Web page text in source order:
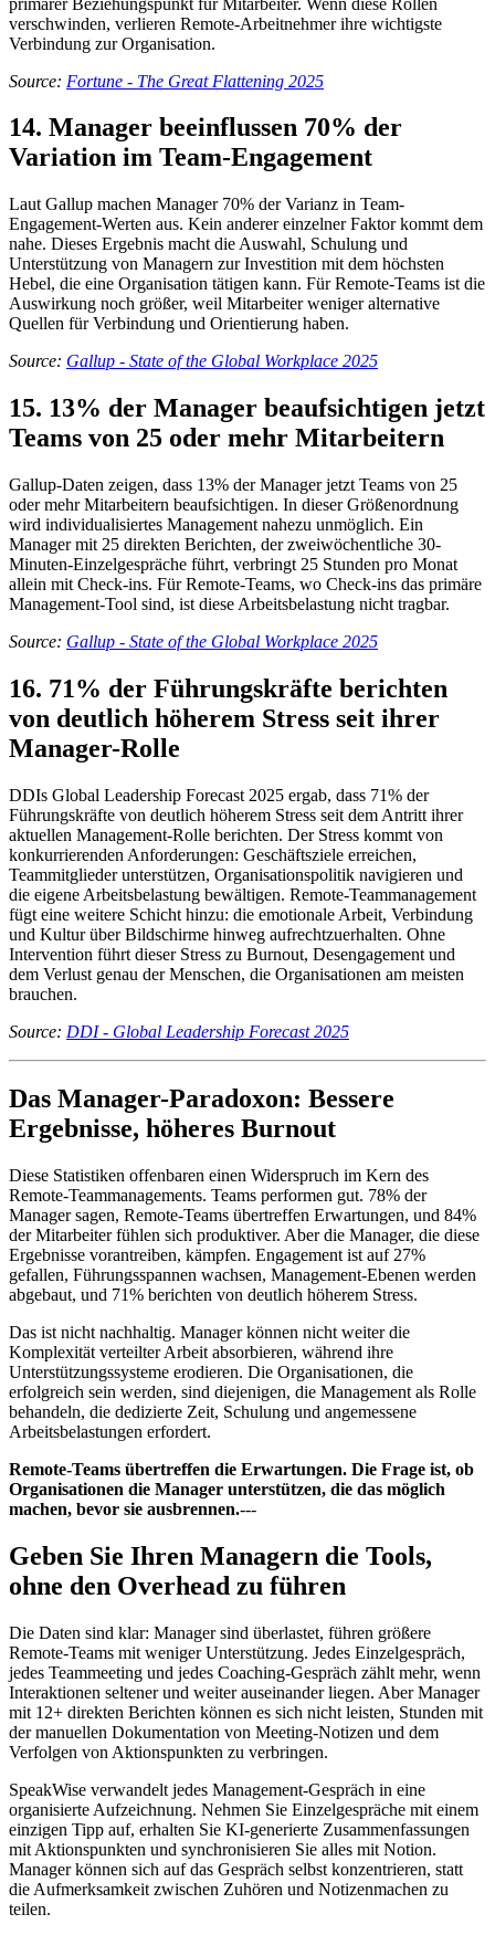
verschwinden, verlieren Remote-Arbeitnehmer ihre wichtigste
Verbindung zur Organisation.
Source: Fortune - The Great Flattening 2025
14. Manager beeinflussen 70% der
Variation im Team-Engagement
Laut Gallup machen Manager 70% der Varianz in Team-
Engagement-Werten aus. Kein anderer einzelner Faktor kommt dem
nahe. Dieses Ergebnis macht die Auswahl, Schulung und
Unterstützung von Managern zur Investition mit dem höchsten
Hebel, die eine Organisation tätigen kann. Für Remote-Teams ist die
Auswirkung noch größer, weil Mitarbeiter weniger alternative
Quellen für Verbindung und Orientierung haben.
Source: Gallup - State of the Global Workplace 2025
15. 13% der Manager beaufsichtigen jetzt
Teams von 25 oder mehr Mitarbeitern
Gallup-Daten zeigen, dass 13% der Manager jetzt Teams von 25
oder mehr Mitarbeitern beaufsichtigen. In dieser Größenordnung
wird individualisiertes Management nahezu unmöglich. Ein
Manager mit 25 direkten Berichten, der zweiwöchentliche 30-
Minuten-Einzelgespräche führt, verbringt 25 Stunden pro Monat
allein mit Check-ins. Für Remote-Teams, wo Check-ins das primäre
Management-Tool sind, ist diese Arbeitsbelastung nicht tragbar.
Source: Gallup - State of the Global Workplace 2025
16. 71% der Führungskräfte berichten
von deutlich höherem Stress seit ihrer
Manager-Rolle
DDIs Global Leadership Forecast 2025 ergab, dass 71% der
Führungskräfte von deutlich höherem Stress seit dem Antritt ihrer
aktuellen Management-Rolle berichten. Der Stress kommt von
konkurrierenden Anforderungen: Geschäftsziele erreichen,
Teammitglieder unterstützen, Organisationspolitik navigieren und
die eigene Arbeitsbelastung bewältigen. Remote-Teammanagement
fügt eine weitere Schicht hinzu: die emotionale Arbeit, Verbindung
und Kultur über Bildschirme hinweg aufrechtzuerhalten. Ohne
Intervention führt dieser Stress zu Burnout, Desengagement und
dem Verlust genau der Menschen, die Organisationen am meisten
brauchen.
Source: DDI - Global Leadership Forecast 2025
Das Manager-Paradoxon: Bessere
Ergebnisse, höheres Burnout
Diese Statistiken offenbaren einen Widerspruch im Kern des
Remote-Teammanagements. Teams performen gut. 78% der
Manager sagen, Remote-Teams übertreffen Erwartungen, und 84%
der Mitarbeiter fühlen sich produktiver. Aber die Manager, die diese
Ergebnisse vorantreiben, kämpfen. Engagement ist auf 27%
gefallen, Führungsspannen wachsen, Management-Ebenen werden
abgebaut, und 71% berichten von deutlich höherem Stress.
Das ist nicht nachhaltig. Manager können nicht weiter die
Komplexität verteilter Arbeit absorbieren, während ihre
Unterstützungssysteme erodieren. Die Organisationen, die
erfolgreich sein werden, sind diejenigen, die Management als Rolle
behandeln, die dedizierte Zeit, Schulung und angemessene
Arbeitsbelastungen erfordert.
Remote-Teams übertreffen die Erwartungen. Die Frage ist, ob
Organisationen die Manager unterstützen, die das möglich
machen, bevor sie ausbrennen.---
Geben Sie Ihren Managern die Tools,
ohne den Overhead zu führen
Die Daten sind klar: Manager sind überlastet, führen größere
Remote-Teams mit weniger Unterstützung. Jedes Einzelgespräch,
jedes Teammeeting und jedes Coaching-Gespräch zählt mehr, wenn
Interaktionen seltener und weiter auseinander liegen. Aber Manager
mit 12+ direkten Berichten können es sich nicht leisten, Stunden mit
der manuellen Dokumentation von Meeting-Notizen und dem
Verfolgen von Aktionspunkten zu verbringen.
SpeakWise verwandelt jedes Management-Gespräch in eine
organisierte Aufzeichnung. Nehmen Sie Einzelgespräche mit einem
einzigen Tipp auf, erhalten Sie KI-generierte Zusammenfassungen
mit Aktionspunkten und synchronisieren Sie alles mit Notion.
Manager können sich auf das Gespräch selbst konzentrieren, statt
die Aufmerksamkeit zwischen Zuhören und Notizenmachen zu
teilen.